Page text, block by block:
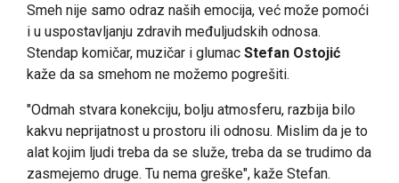
Smeh nije samo odraz naših emocija, već može pomoći
i u uspostavljanju zdravih međuljudskih odnosa.
Stendap komičar, muzičar i glumac Stefan Ostojić
kaže da sa smehom ne možemo pogrešiti.
"Odmah stvara konekciju, bolju atmosferu, razbija bilo
kakvu neprijatnost u prostoru ili odnosu. Mislim da je to
alat kojim ljudi treba da se služe, treba da se trudimo da
zasmejemo druge. Tu nema greške", kaže Stefan.